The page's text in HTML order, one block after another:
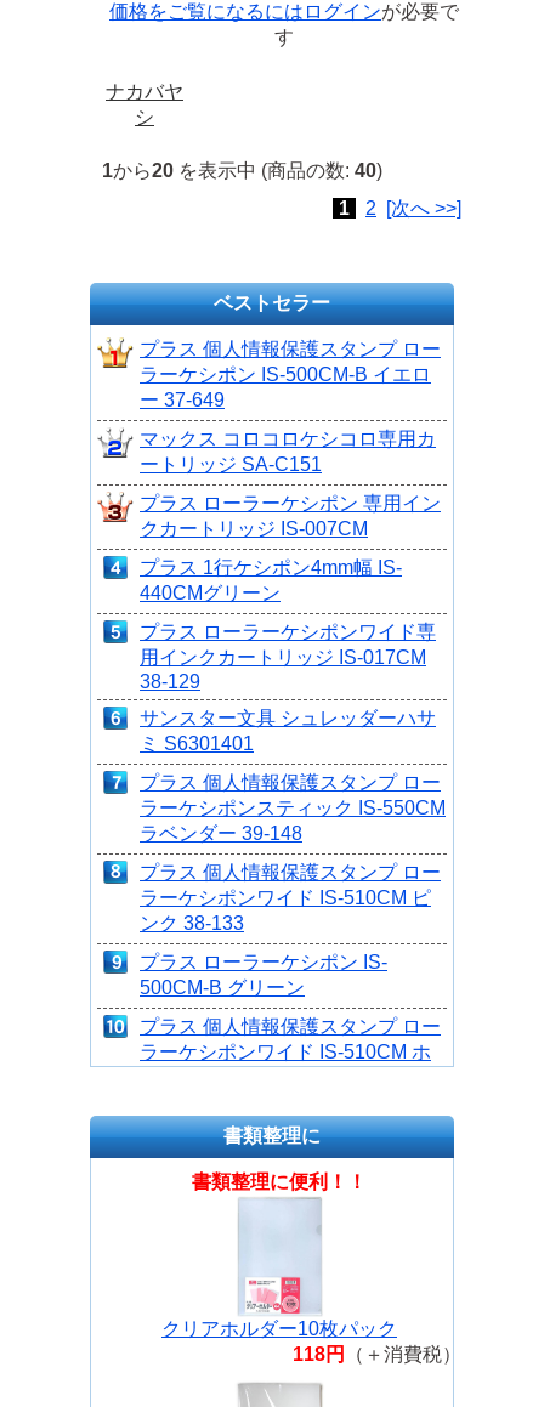
価格をご覧になるには ログインが必要で
す
ナカバヤ
シ
1から20 を表示中 (商品の数: 40)
1
2 [次へ >>]
ベストセラー
プラス 個人情報保護スタンプ ロー
ラーケシポン IS-500CM-B イエロ
ー 37-649
マックス コロコロケシコロ専用カ
ートリッジ SA-C151
プラス ローラーケシポン 専用イン
クカートリッジ IS-007CM
プラス 1行ケシポン4mm幅 IS-
440CMグリーン
プラス ローラーケシポンワイド専
用インクカートリッジ IS-017CM
38-129
サンスター文具 シュレッダーハサ
ミ S6301401
プラス 個人情報保護スタンプ ロー
ラーケシポンスティック IS-550CM
ラベンダー 39-148
プラス 個人情報保護スタンプ ロー
ラーケシポンワイド IS-510CM ピ
ンク 38-133
プラス ローラーケシポン IS-
500CM-B グリーン
プラス 個人情報保護スタンプ ロー
ラーケシポンワイド IS-510CM ホ
プラス 個人情報保護スタンプ ロー
ラーケシポンスティック IS-550CM
レッド 39-149
プラス 個人情報保護スタンプ ロー
ラーケシポンスティック専用イン
プラス 個人情報保護スタンプ ロー
ラーケシポンワイド IS-510CM グ
プラス ローラーケシポン IS-
書類整理に
書類整理に便利！！
クリアホルダー10枚パック
118円
（＋消費税）